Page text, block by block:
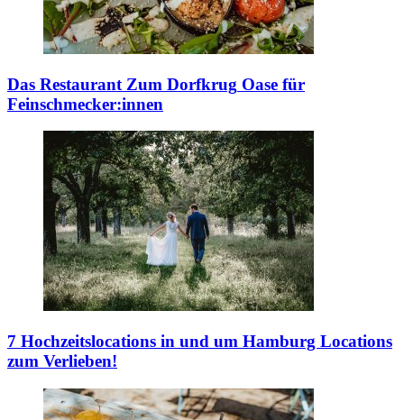
Das Restaurant Zum Dorfkrug Oase für
Feinschmecker:innen
7 Hochzeitslocations in und um Hamburg Locations
zum Verlieben!